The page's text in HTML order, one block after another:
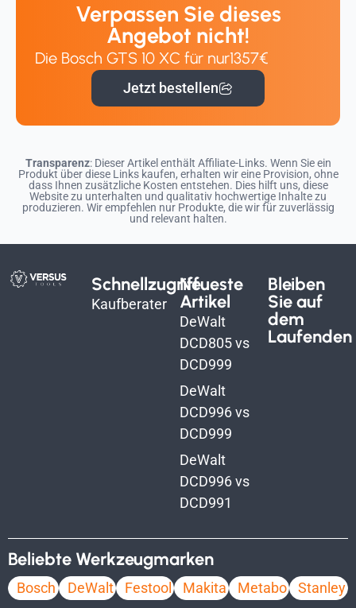
Verpassen Sie dieses
Angebot nicht!
Die Bosch GTS 10 XC für nur1357€
Jetzt bestellen
Transparenz: Dieser Artikel enthält Affiliate-Links. Wenn Sie ein
Produkt über diese Links kaufen, erhalten wir eine Provision, ohne
dass Ihnen zusätzliche Kosten entstehen. Dies hilft uns, diese
Website zu unterhalten und qualitativ hochwertige Inhalte zu
produzieren. Wir empfehlen nur Produkte, die wir für zuverlässig
und relevant halten.
Schnellzugriff
Kaufberater
Neueste
Artikel
DeWalt
DCD805 vs
DCD999
DeWalt
DCD996 vs
DCD999
DeWalt
DCD996 vs
DCD991
Bleiben
Sie auf
dem
Laufenden
Beliebte Werkzeugmarken
Bosch DeWalt Festool Makita Metabo Stanley